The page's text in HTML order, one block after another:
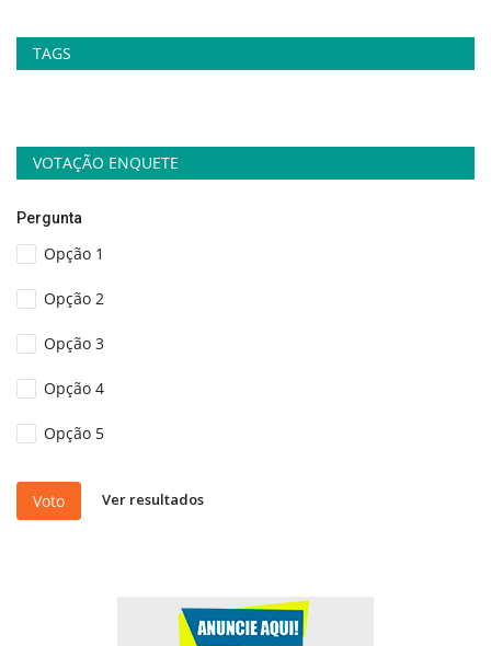
TAGS
VOTAÇÃO ENQUETE
Pergunta
Opção 1
Opção 2
Opção 3
Opção 4
Opção 5
Voto Ver resultados